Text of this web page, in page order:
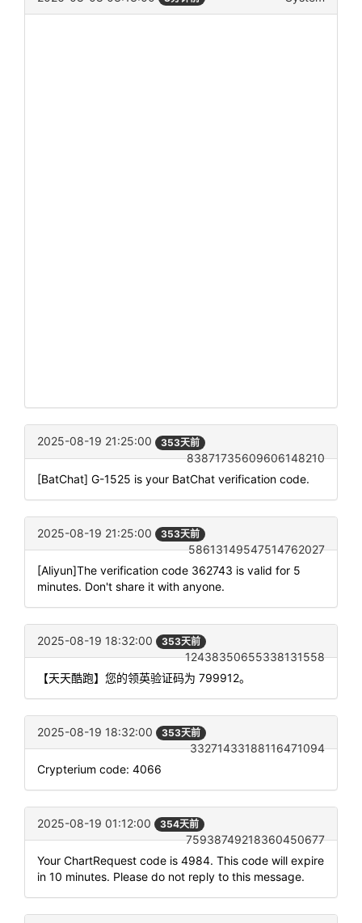
2025-08-19 21:25:00 353天前
83871735609606148210
[BatChat] G-1525 is your BatChat verification code.
2025-08-19 21:25:00 353天前
58613149547514762027
[Aliyun]The verification code 362743 is valid for 5
minutes. Don't share it with anyone.
2025-08-19 18:32:00 353天前
12438350655338131558
【天天酷跑】您的领英验证码为 799912。
2025-08-19 18:32:00 353天前
33271433188116471094
Crypterium code: 4066
2025-08-19 01:12:00 354天前
75938749218360450677
Your ChartRequest code is 4984. This code will expire
in 10 minutes. Please do not reply to this message.